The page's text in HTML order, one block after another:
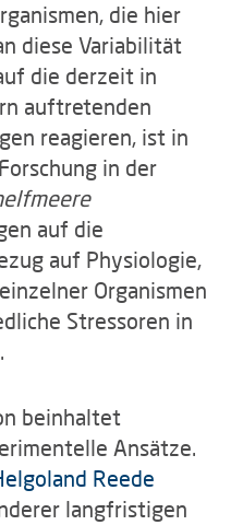
die hier
diese Variabilität
die derzeit in
auftretenden
reagieren, ist in
in der
auf die
auf Physiologie,
Organismen
Stressoren in
beinhaltet
Ansätze.
Reede
langfristigen